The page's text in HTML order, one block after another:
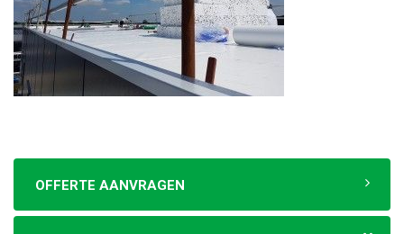
OFFERTE AANVRAGEN